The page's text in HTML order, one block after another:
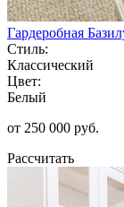
Гардеробная
Стиль:
Классический
Цвет:
Белый
от 250 000 руб.
Рассчитать